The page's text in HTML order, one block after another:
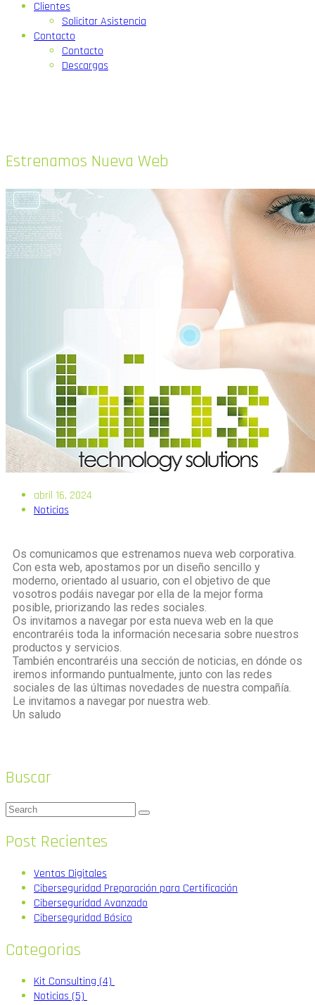
Clientes
Solicitar Asistencia
Contacto
Contacto
Descargas
Estrenamos Nueva Web
abril 16, 2024
Noticias
Os comunicamos que estrenamos nueva web corporativa.
Con esta web, apostamos por un diseño sencillo y
moderno, orientado al usuario, con el objetivo de que
vosotros podáis navegar por ella de la mejor forma
posible, priorizando las redes sociales.
Os invitamos a navegar por esta nueva web en la que
encontraréis toda la información necesaria sobre nuestros
productos y servicios.
También encontraréis una sección de noticias, en dónde os
iremos informando puntualmente, junto con las redes
sociales de las últimas novedades de nuestra compañía.
Le invitamos a navegar por nuestra web.
Un saludo
Buscar
Post Recientes
Ventas Digitales
Ciberseguridad Preparación para Certificación
Ciberseguridad Avanzado
Ciberseguridad Básico
Categorias
Kit Consulting(4)
Noticias(5)